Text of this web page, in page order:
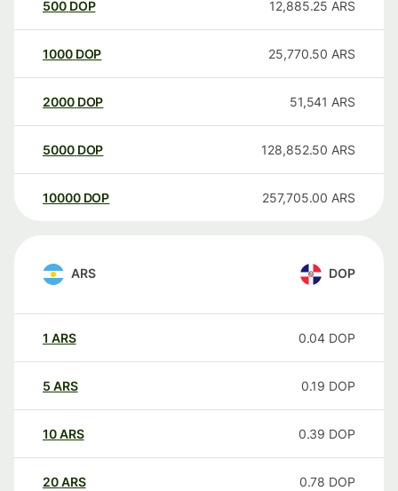
500 DOP 12,885.25 ARS
1000 DOP 25,770.50 ARS
2000 DOP 51,541 ARS
5000 DOP 128,852.50 ARS
10000 DOP 257,705.00 ARS
ARS DOP
1 ARS 0.04 DOP
5 ARS 0.19 DOP
10ARS 0.39 DOP
20ARS 0.78 DOP